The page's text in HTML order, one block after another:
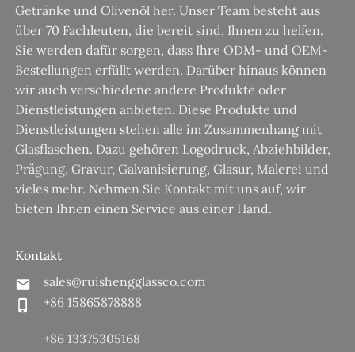
Getränke und Olivenöl her. Unser Team besteht aus
über 70 Fachleuten, die bereit sind, Ihnen zu helfen.
Sie werden dafür sorgen, dass Ihre ODM- und OEM-
Bestellungen erfüllt werden. Darüber hinaus können
wir auch verschiedene andere Produkte oder
Dienstleistungen anbieten. Diese Produkte und
Dienstleistungen stehen alle im Zusammenhang mit
Glasflaschen. Dazu gehören Logodruck, Abziehbilder,
Prägung, Gravur, Galvanisierung, Glasur, Malerei und
vieles mehr. Nehmen Sie Kontakt mit uns auf, wir
bieten Ihnen einen Service aus einer Hand.
Kontakt
sales@ruishengglassco.com
+86 15865878888
+86 13375305168